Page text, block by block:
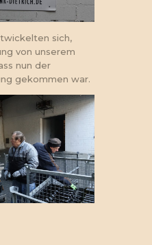
sich,
von unserem
nun der
gekommen war.